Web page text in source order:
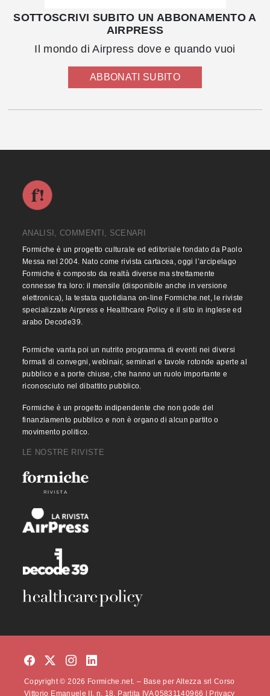
SOTTOSCRIVI SUBITO UN ABBONAMENTO A
AIRPRESS
Il mondo di Airpress dove e quando vuoi
ABBONATI SUBITO
ANALISI, COMMENTI, SCENARI
Formiche è un progetto culturale ed editoriale fondato da Paolo
Messa nel 2004. Nato come rivista cartacea, oggi l’arcipelago
Formiche è composto da realtà diverse ma strettamente
connesse fra loro: il mensile (disponibile anche in versione
elettronica), la testata quotidiana on-line Formiche.net, le riviste
specializzate Airpress e Healthcare Policy e il sito in inglese ed
arabo Decode39.
Formiche vanta poi un nutrito programma di eventi nei diversi
formati di convegni, webinair, seminari e tavole rotonde aperte al
pubblico e a porte chiuse, che hanno un ruolo importante e
riconosciuto nel dibattito pubblico.
Formiche è un progetto indipendente che non gode del
finanziamento pubblico e non è organo di alcun partito o
movimento politico.
LE NOSTRE RIVISTE
Copyright © 2026 Formiche.net. – Base per Altezza srl Corso
Vittorio Emanuele II, n. 18, Partita IVA 05831140966 |
Privacy